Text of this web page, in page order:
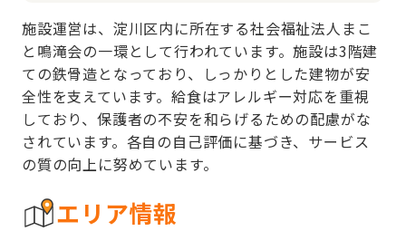
施設運営は、淀川区内に所在する社会福祉法人まこ
と鳴滝会の一環として行われています。施設は3階建
ての鉄骨造となっており、しっかりとした建物が安
全性を支えています。給食はアレルギー対応を重視
しており、保護者の不安を和らげるための配慮がな
されています。各自の自己評価に基づき、サービス
の質の向上に努めています。
エリア情報